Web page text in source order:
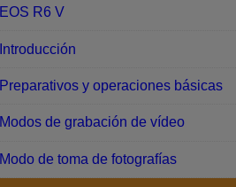
EOS R6 V
Introducción
Preparativos y operaciones básicas
Modos de grabación de vídeo
Modo de toma de fotografías